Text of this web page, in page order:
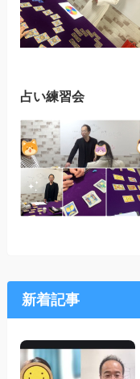
占い練習会
新着記事